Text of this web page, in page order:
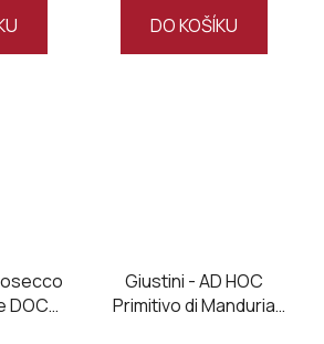
DO KOŠÍKU
DOCG
Giustini - AD HOC
Primitivo di Manduria